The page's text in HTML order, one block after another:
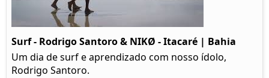
Surf - Rodrigo Santoro & NIKØ - Itacaré | Bahia
Um dia de surf e aprendizado com nosso ídolo,
Rodrigo Santoro.